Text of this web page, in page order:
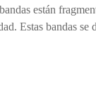
están
Estas bandas se